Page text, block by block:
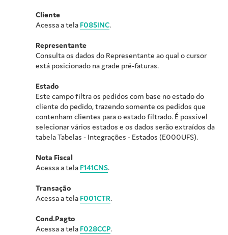
Cliente
Acessa a tela F085INC.
Representante
Consulta os dados do Representante ao qual o cursor
está posicionado na grade pré-faturas.
Estado
Este campo filtra os pedidos com base no estado do
cliente do pedido, trazendo somente os pedidos que
contenham clientes para o estado filtrado. É possível
selecionar vários estados e os dados serão extraídos da
tabela Tabelas - Integrações - Estados (E000UFS).
Nota Fiscal
Acessa a tela F141CNS.
Transação
Acessa a tela F001CTR.
Cond.Pagto
Acessa a tela F028CCP.